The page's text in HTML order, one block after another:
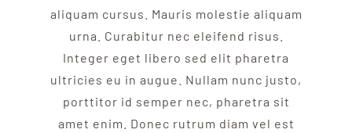
aliquam cursus. Mauris molestie aliquam
urna. Curabitur nec eleifend risus.
Integer eget libero sed elit pharetra
ultricies eu in augue. Nullam nunc justo,
porttitor id semper nec, pharetra sit
amet enim. Donec rutrum diam vel est